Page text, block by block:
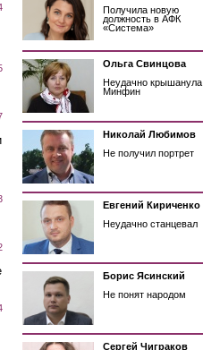
Получила новую
должность в АФК
«Система»
Ольга Свинцова
Неудачно крышанула
Минфин
Николай Любимов
Не получил портрет
Евгений Кириченко
Неудачно станцевал
Борис Ясинский
Не понят народом
Сергей Чиграков